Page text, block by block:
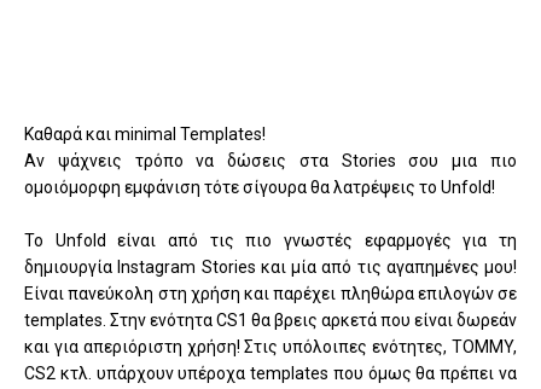
Καθαρά και minimal Templates!
Αν ψάχνεις τρόπο να δώσεις στα Stories σου μια πιο
ομοιόμορφη εμφάνιση τότε σίγουρα θα λατρέψεις το Unfold!
Το Unfold είναι από τις πιο γνωστές εφαρμογές για τη
δημιουργία Instagram Stories και μία από τις αγαπημένες μου!
Είναι πανεύκολη στη χρήση και παρέχει πληθώρα επιλογών σε
templates. Στην ενότητα CS1 θα βρεις αρκετά που είναι δωρεάν
και για απεριόριστη χρήση! Στις υπόλοιπες ενότητες, TOMMY,
CS2 κτλ. υπάρχουν υπέροχα templates που όμως θα πρέπει να